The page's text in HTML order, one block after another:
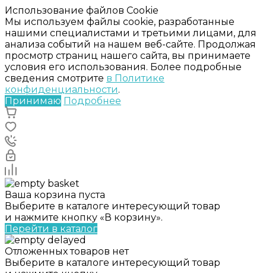
Использование файлов Cookie
Мы используем файлы cookie, разработанные
нашими специалистами и третьими лицами, для
анализа событий на нашем веб-сайте. Продолжая
просмотр страниц нашего сайта, вы принимаете
условия его использования. Более подробные
сведения смотрите в Политике
конфиденциальности.
Принимаю Подробнее
Ваша корзина пуста
Выберите в каталоге интересующий товар
и нажмите кнопку «В корзину».
Перейти в каталог
Отложенных товаров нет
Выберите в каталоге интересующий товар